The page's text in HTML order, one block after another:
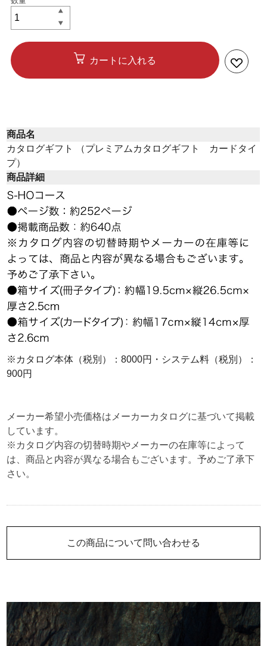
カートに入れる
この商品について問い合わせる
商品名
カタログギフト （プレミアムカタログギフト カードタイ
プ）
商品詳細
※カタログ本体（税別）：8000円・システム料（税別）：
900円
メーカー希望小売価格はメーカーカタログに基づいて掲載
しています。
※カタログ内容の切替時期やメーカーの在庫等によって
は、商品と内容が異なる場合もございます。予めご了承下
さい。